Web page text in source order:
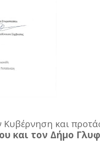
και
και τον Δήμο